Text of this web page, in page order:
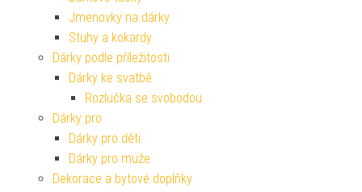
Jmenovky na dárky
Stuhy a kokardy
Dárky podle příležitosti
Dárky ke svatbě
Rozlučka se svobodou
Dárky pro
Dárky pro děti
Dárky pro muže
Dekorace a bytové doplňky